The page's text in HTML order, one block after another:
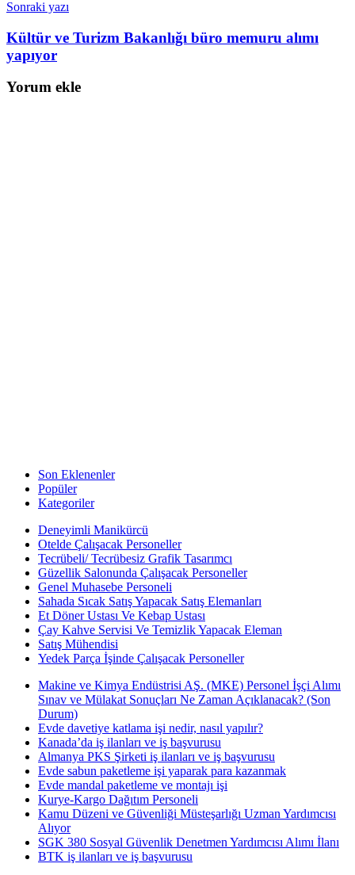
Sonraki yazı
Kültür ve Turizm Bakanlığı büro memuru alımı
yapıyor
Yorum ekle
Son Eklenenler
Popüler
Kategoriler
Deneyimli Manikürcü
Otelde Çalışacak Personeller
Tecrübeli/ Tecrübesiz Grafik Tasarımcı
Güzellik Salonunda Çalışacak Personeller
Genel Muhasebe Personeli
Sahada Sıcak Satış Yapacak Satış Elemanları
Et Döner Ustası Ve Kebap Ustası
Çay Kahve Servisi Ve Temizlik Yapacak Eleman
Satış Mühendisi
Yedek Parça İşinde Çalışacak Personeller
Makine ve Kimya Endüstrisi AŞ. (MKE) Personel İşçi Alımı
Sınav ve Mülakat Sonuçları Ne Zaman Açıklanacak? (Son
Durum)
Evde davetiye katlama işi nedir, nasıl yapılır?
Kanada’da iş ilanları ve iş başvurusu
Almanya PKS Şirketi iş ilanları ve iş başvurusu
Evde sabun paketleme işi yaparak para kazanmak
Evde mandal paketleme ve montajı işi
Kurye-Kargo Dağıtım Personeli
Kamu Düzeni ve Güvenliği Müsteşarlığı Uzman Yardımcısı
Alıyor
SGK 380 Sosyal Güvenlik Denetmen Yardımcısı Alımı İlanı
BTK iş ilanları ve iş başvurusu